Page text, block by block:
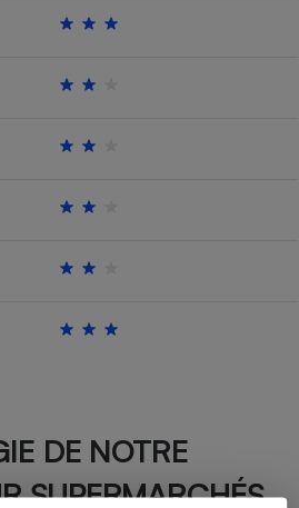
DE NOTRE
SUPERMARCHÉS